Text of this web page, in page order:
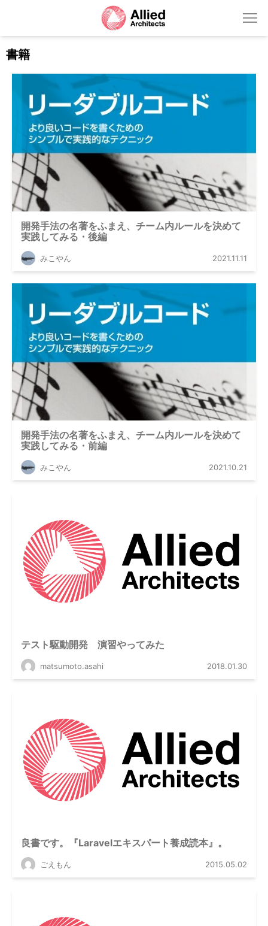
書籍
開発手法の名著をふまえ、チーム内ルールを決めて
実践してみる・後編
みこやん 2021.11.11
開発手法の名著をふまえ、チーム内ルールを決めて
実践してみる・前編
みこやん 2021.10.21
テスト駆動開発 演習やってみた
matsumoto.asahi 2018.01.30
良書です。『Laravelエキスパート養成読本』。
ごえもん 2015.05.02